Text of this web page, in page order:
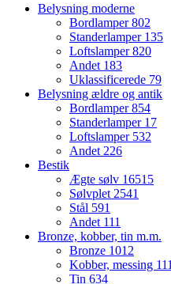
Belysning moderne
Bordlamper802
Standerlamper 135
Loftslamper820
Andet 183
Uklassificerede 79
Belysning ældre og antik
Bordlamper854
Standerlamper 17
Loftslamper 532
Andet 226
Bestik
Ægte sølv 16515
Sølvplet 2541
Stål 591
Andet 111
Bronze, kobber, tin m.m.
Bronze 1012
Kobber, messing
Tin 634